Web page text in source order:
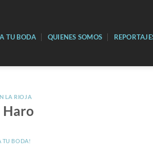
TU BODA QUIENES SOMOS
LA RIOJA
Haro
TU BODA!